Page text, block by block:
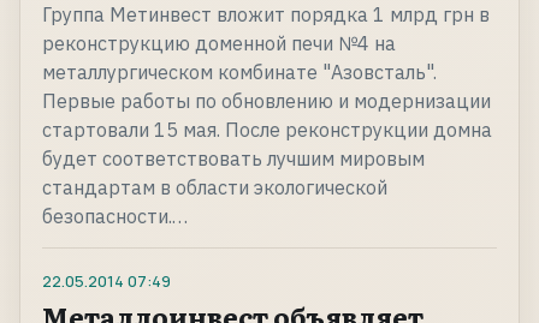
Группа Метинвест вложит порядка 1 млрд грн в
реконструкцию доменной печи №4 на
металлургическом комбинате "Азовсталь".
Первые работы по обновлению и модернизации
стартовали 15 мая. После реконструкции домна
будет соответствовать лучшим мировым
стандартам в области экологической
безопасности.…
22.05.2014 07:49